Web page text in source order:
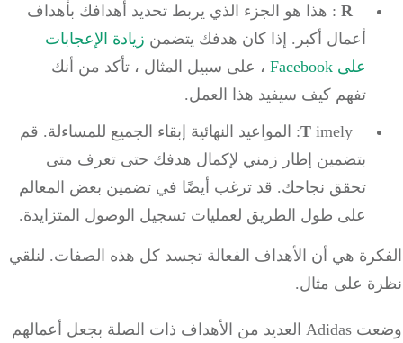
R
: هذا هو الجزء الذي يربط تحديد أهدافك بأهداف
أعمال أكبر.إذا كان هدفك يتضمنزيادة الإعجابات
على Facebook
، على سبيل المثال ، تأكد من أنك
تفهم كيف سيفيد هذا العمل.
T imely: المواعيد النهائية إبقاء الجميع للمساءلة.
قم
بتضمين إطار زمني لإكمال هدفك حتى تعرف متى
تحقق نجاحك.قد ترغب أيضًا في تضمين بعض المعالم
على طول الطريق لعمليات تسجيل الوصول المتزايدة.
هي أن الأهداف الفعالة تجسد كل هذه الصفات.لنلقي
على مثال.
وضعت Adidas العديد من الأهداف ذات الصلة بجعل أعمالهم